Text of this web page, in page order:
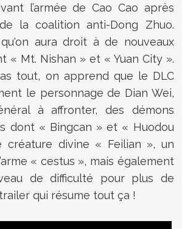
l’armée de Cao Cao après
de la coalition anti-Dong Zhuo.
aura droit à de nouveaux
« Mt. Nishan » et « Yuan City ».
tout, on apprend que le DLC
le personnage de Dian Wei,
à affronter, des démons
dont « Bingcan » et « Huodou
créature divine « Feilian », un
« cestus », mais également
de difficulté pour plus de
qui résume tout ça !